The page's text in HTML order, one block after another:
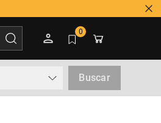
0
Buscar